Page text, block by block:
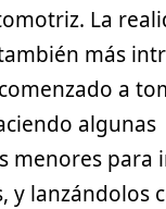
La
más
a
algunas
menores para
y lanzándolos